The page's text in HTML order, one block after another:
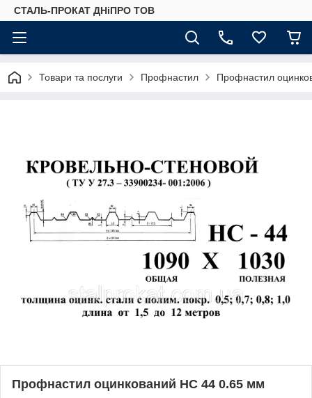
СТАЛЬ-ПРОКАТ ДНіПРО ТОВ
Товари та послуги Профнастил Профнастил
Профнастил оцинкований НС 44 0.65 мм